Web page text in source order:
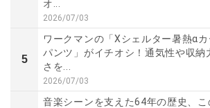
オ...
2026/07/03
5
ワークマンの「Xシェルター暑熱α
パンツ」がイチオシ！通気性や収納
さを...
2026/07/03
音楽シーンを支えた64年の歴史、こ